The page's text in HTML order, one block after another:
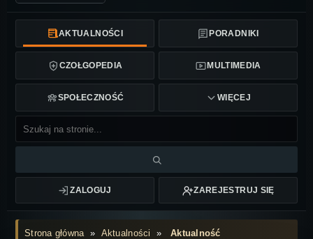
AKTUALNOŚCI PORADNIKI
CZOŁGOPEDIA MULTIMEDIA
SPOŁECZNOŚĆ WIĘCEJ
ZALOGUJ ZAREJESTRUJ SIĘ
Strona główna» Aktualności »Aktualność